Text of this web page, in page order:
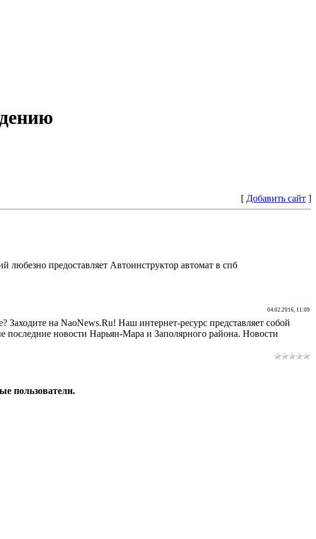
[ Добавить сайт ]
любезно предоставляет Автоинструктор автомат в спб
04.02.2016, 11:09
Заходите на NaoNews.Ru! Наш интернет-ресурс представляет собой
новости Нарьян-Мара и Заполярного района. Новости
пользователи.